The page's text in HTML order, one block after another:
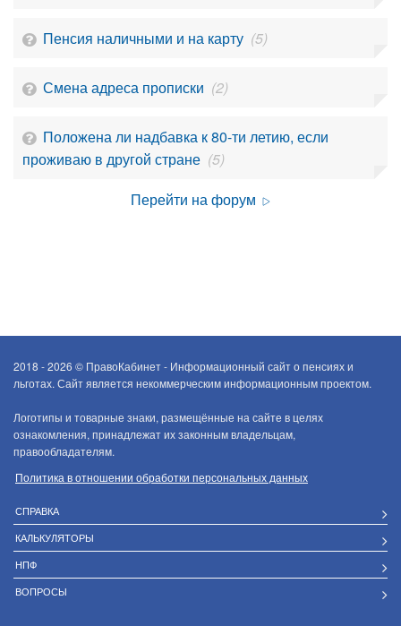
Пенсия наличными и на карту (5)
Смена адреса прописки (2)
Положена ли надбавка к 80-ти летию, если
проживаю в другой стране (5)
Перейти на форум
2018 - 2026 © ПравоКабинет - Информационный сайт о пенсиях и
льготах. Сайт является некоммерческим информационным проектом.
Логотипы и товарные знаки, размещённые на сайте в целях
ознакомления, принадлежат их законным владельцам,
правообладателям.
Политика в отношении обработки персональных данных
СПРАВКА
КАЛЬКУЛЯТОРЫ
НПФ
ВОПРОСЫ